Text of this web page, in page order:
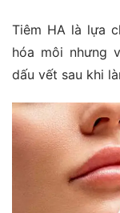
Tiêm HA là lựa
hóa môi nhưng
dấu vết sau khi